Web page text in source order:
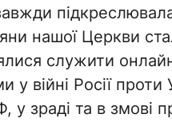
підкреслювала
нашої Церкви
служити
у війні Росії
зраді та в змові